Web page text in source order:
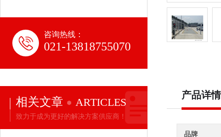
咨询热线：
021-13818755070
相关文章 ARTICLES
致力于成为更好的解决方案供应商！
产品详情
品牌